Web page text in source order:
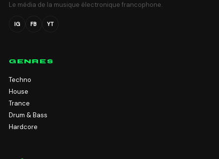
Le média de la musique électronique francophone.
IG FB YT
GENRES
Techno
House
Trance
Drum & Bass
Hardcore